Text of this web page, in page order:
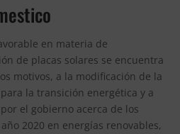
en materia de
de placas solares se encuentra
motivos, a la modificación de la
la transición energética y a
el gobierno acerca de los
2020 en energías renovables,